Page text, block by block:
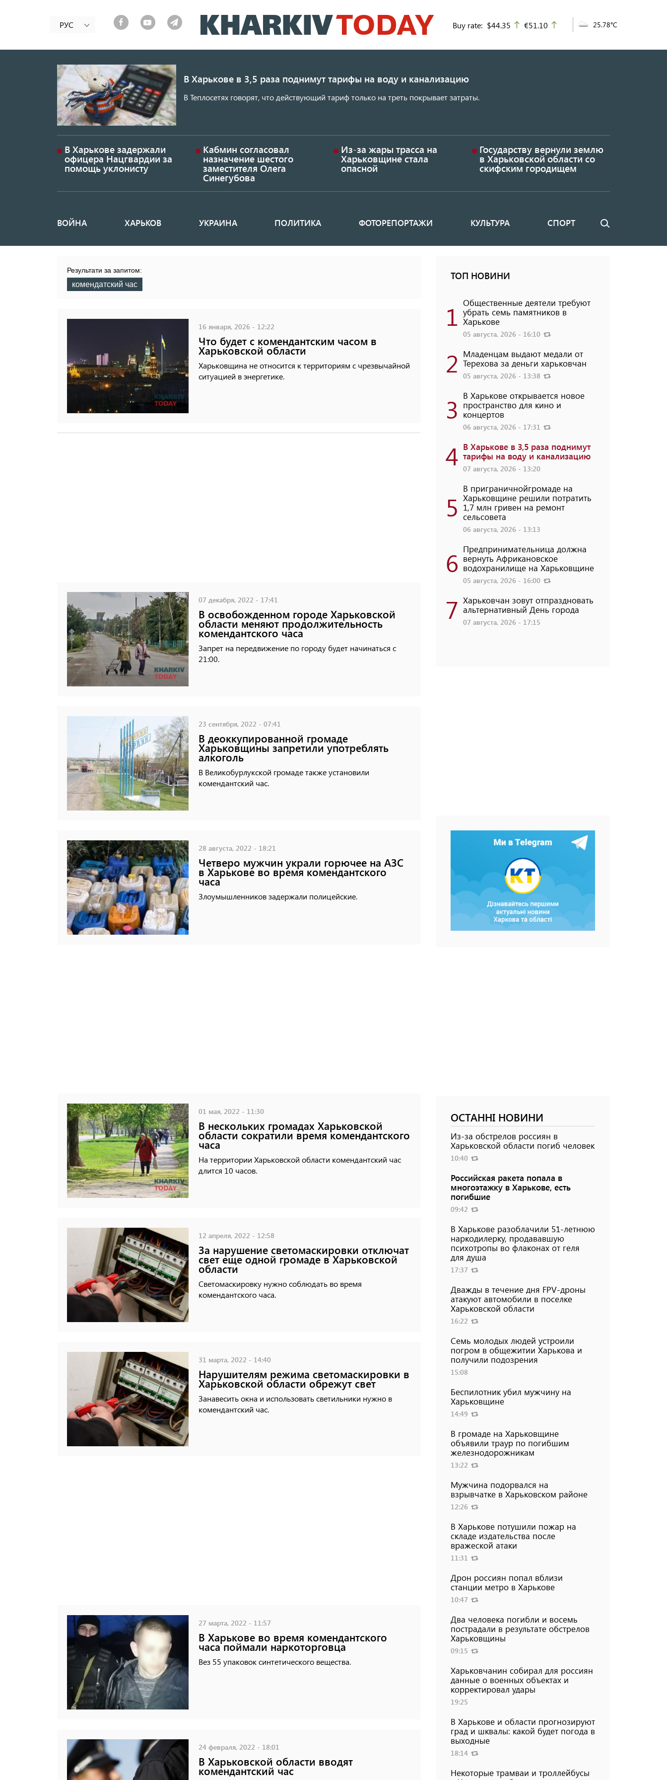
к
основному
РУС Buy rate: $44.35 up
€51.10 25.78°C
В Харькове в 3,5 раза поднимут тарифы на воду и канализацию
В Теплосетях говорят, что действующий тариф только на треть покрывает затраты.
В Харькове задержали
офицера Нацгвардии за
помощь уклонисту
Кабмин согласовал
назначение шестого
заместителя Олега
Синегубова
Из-за жары трасса на
Харьковщине стала
опасной
Государству вернули землю
в Харьковской области со
скифским городищем
Основная
ВОЙНА ХАРЬКОВ УКРАИНА ПОЛИТИКА ФОТОРЕПОРТАЖИ КУЛЬТУРА СПОРТ Поиск
Результати за запитом:
комендатский час
16 января, 2026 - 12:22
Что будет с комендантским часом в
Харьковской области
Харьковщина не относится к территориям с чрезвычайной
ситуацией в энергетике.
07 декабря, 2022 - 17:41
В освобожденном городе Харьковской
области меняют продолжительность
комендантского часа
Запрет на передвижение по городу будет начинаться с
21:00.
23 сентября, 2022 - 07:41
В деоккупированной громаде
Харьковщины запретили употреблять
алкоголь
В Великобурлукской громаде также установили
комендантский час.
28 августа, 2022 - 18:21
Четверо мужчин украли горючее на АЗС
в Харькове во время комендантского
часа
Злоумышленников задержали полицейские.
01 мая, 2022 - 11:30
В нескольких громадах Харьковской
области сократили время комендантского
часа
На территории Харьковской области комендантский час
длится 10 часов.
12 апреля, 2022 - 12:58
За нарушение светомаскировки отключат
свет еще одной громаде в Харьковской
области
Светомаскировку нужно соблюдать во время
комендантского часа.
31 марта, 2022 - 14:40
Нарушителям режима светомаскировки в
Харьковской области обрежут свет
Занавесить окна и использовать светильники нужно в
комендантский час.
27 марта, 2022 - 11:57
В Харькове во время комендантского
часа поймали наркоторговца
Вез 55 упаковок синтетического вещества.
24 февраля, 2022 - 18:01
В Харьковской области вводят
комендантский час
ТОП НОВИНИ
1 Общественные деятели требуют
убрать семь памятников в
Харькове
05 августа, 2026 - 16:10
2 Младенцам выдают медали от
Терехова за деньги харьковчан
05 августа, 2026 - 13:38
3 В Харькове открывается новое
пространство для кино и
концертов
06 августа, 2026 - 17:31
4 В Харькове в 3,5 раза поднимут
тарифы на воду и канализацию
07 августа, 2026 - 13:20
5
В приграничнойгромаде на
Харьковщине решили потратить
1,7 млн ​​гривен на ремонт
сельсовета
06 августа, 2026 - 13:13
6 Предпринимательница должна
вернуть Африкановское
водохранилище на Харьковщине
05 августа, 2026 - 16:00
7 Харьковчан зовут отпраздновать
альтернативный День города
07 августа, 2026 - 17:15
ОСТАННІ НОВИНИ
Из-за обстрелов россиян в
Харьковской области погиб человек
10:40
Российская ракета попала в
многоэтажку в Харькове, есть
погибшие
09:42
В Харькове разоблачили 51-летнюю
наркодилерку, продававшую
психотропы во флаконах от геля
для душа
17:37
Дважды в течение дня FPV-дроны
атакуют автомобили в поселке
Харьковской области
16:22
Семь молодых людей устроили
погром в общежитии Харькова и
получили подозрения
15:08
Беспилотник убил мужчину на
Харьковщине
14:49
В громаде на Харьковщине
объявили траур по погибшим
железнодорожникам
13:22
Мужчина подорвался на
взрывчатке в Харьковском районе
12:26
В Харькове потушили пожар на
складе издательства после
вражеской атаки
11:31
Дрон россиян попал вблизи
станции метро в Харькове
10:47
Два человека погибли и восемь
пострадали в результате обстрелов
Харьковщины
09:15
Харьковчанин собирал для россиян
данные о военных объектах и ​​
корректировал удары
19:25
В Харькове и области прогнозируют
град и шквалы: какой будет погода в
выходные
18:14
Некоторые трамваи и троллейбусы